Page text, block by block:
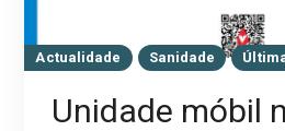
Actualidade Sanidade
Unidade móbil